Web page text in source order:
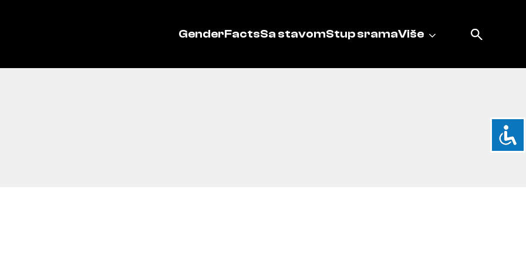
GenderFactsSa stavomStup sramaViše